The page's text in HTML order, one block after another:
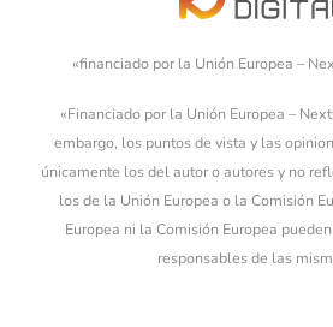
«financiado por la Unión Europea –
«Financiado por la Unión Europea –
embargo, los puntos de vista y las
únicamente los del autor o autores y no
los de la Unión Europea o la Comisión
Europea ni la Comisión Europea
responsables de las